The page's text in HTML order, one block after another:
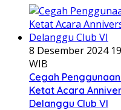
8 Desember 2024
WIB
Cegah
Ketat Acara
Delanggu Club VI